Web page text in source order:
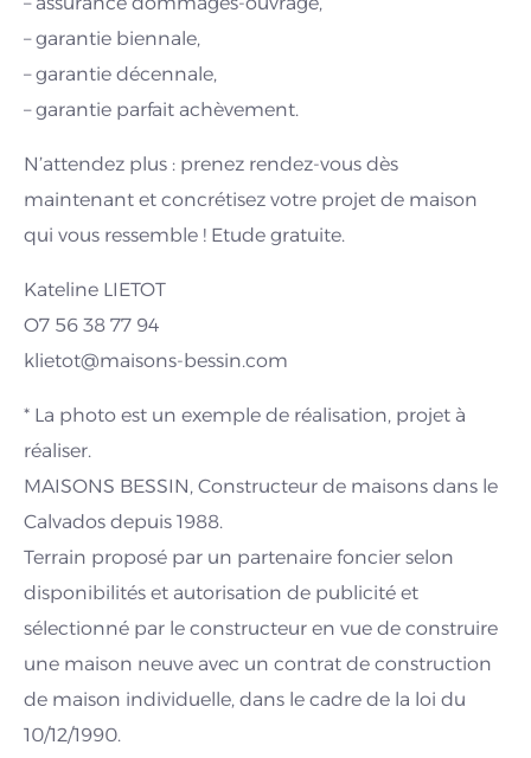
– garantie biennale,
– garantie décennale,
– garantie parfait achèvement.
N’attendez plus : prenez rendez-vous dès
maintenant et concrétisez votre projet de maison
qui vous ressemble ! Etude gratuite.
Kateline LIETOT
O7 56 38 77 94
klietot@maisons-bessin.com
* La photo est un exemple de réalisation, projet à
réaliser.
MAISONS BESSIN, Constructeur de maisons dans le
Calvados depuis 1988.
Terrain proposé par un partenaire foncier selon
disponibilités et autorisation de publicité et
sélectionné par le constructeur en vue de construire
une maison neuve avec un contrat de construction
de maison individuelle, dans le cadre de la loi du
10/12/1990.